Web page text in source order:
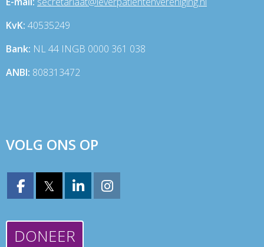
KvK: 40535249
Bank: NL 44 INGB 0000 361 038
ANBI: 808313472
VOLG ONS OP
𝕏
DONEER